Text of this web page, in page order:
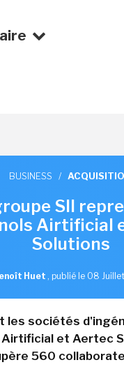
BUSINESS /
SII
Airtificial
Solutions
Huet , publié le 08
les sociétés
et Aertec
560